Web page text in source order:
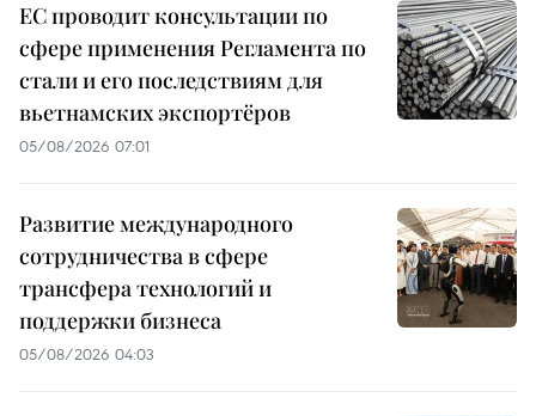
ЕС проводит консультации по
сфере применения Регламента по
стали и его последствиям для
вьетнамских экспортёров
05/08/2026 07:01
Развитие международного
сотрудничества в сфере
трансфера технологий и
поддержки бизнеса
05/08/2026 04:03